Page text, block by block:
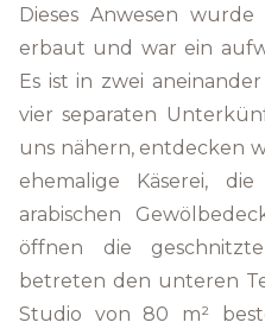
Dieses Anwesen
erbaut und war ein
Es ist in zwei
vier separaten
uns nähern, entdecken
ehemalige Käserei,
arabischen
öffnen die
betreten den unteren
Studio von 80 m²